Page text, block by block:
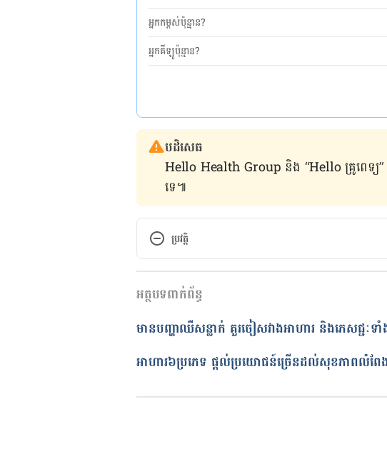
អ្នកកម្ពស់ប៉ុន្មាន?
អ្នកគីឡូប៉ុន្មាន?
បដិសេធ
Hello Health Group និង “Hello គ្រូពេទ្យ” មិ
ទេ៕
ប្រវត្តិ
កំណែ​ប្រែបច្ចុប្បន្ន
05/05/2022
អត្ថបទ​ដោយ
ចាន់ វុត្ថា
ត្រួតពិនិត្យដោយជីព ចិត្ត
បច្ចុប្បន្នភាពដោយ៖
ចាន់ វុត្ថា
អត្ថបទពាក់ព័ន្ធ
មាន​បញ្ហាឈឺសន្លាក់ គួរចៀសវាងអាហារ និងភេសជ្ជៈទាំ
អាហារ៦ប្រភេទ ផ្ដល់ប្រយោជន៍ច្រើន​ដល់សុខភាព​លំពែ